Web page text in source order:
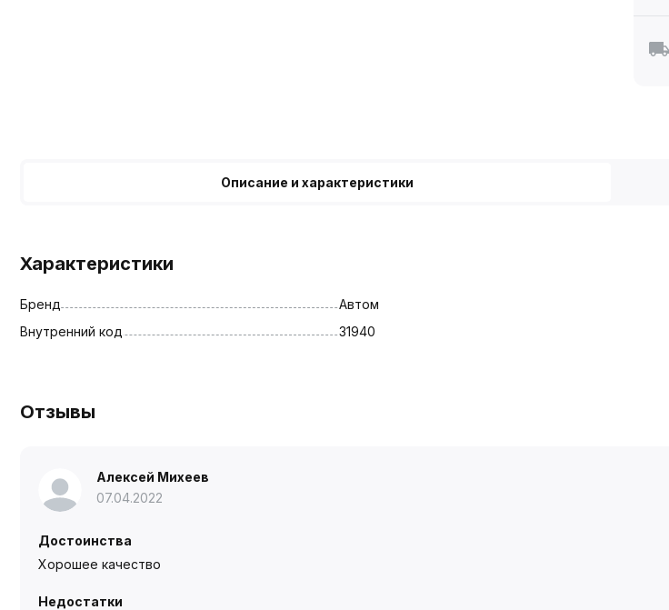
Описание и характеристики
Характеристики
Бренд
Автом
Внутренний код
31940
Отзывы
Алексей Михеев
07.04.2022
Достоинства
Хорошее качество
Недостатки